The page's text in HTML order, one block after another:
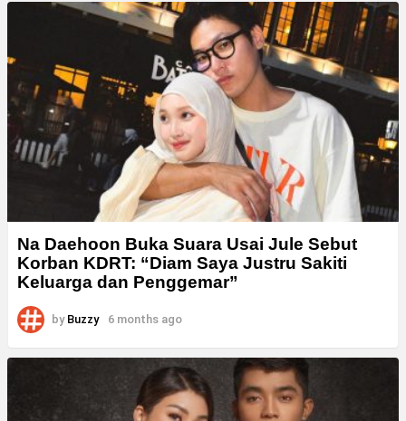
Na Daehoon Buka Suara Usai Jule Sebut
Korban KDRT: “Diam Saya Justru Sakiti
Keluarga dan Penggemar”
by Buzzy 6 months ago